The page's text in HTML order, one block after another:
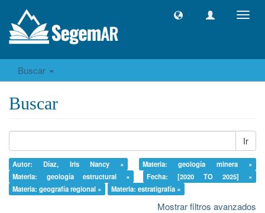
Buscar
Buscar
Ir
Autor: Díaz, Iris Nancy ×
Materia: geología minera ×
Materia: geología estructural ×
Fecha: [2020 TO 2025] ×
Materia: geografía regional ×
Materia: estratigrafía ×
Mostrar filtros avanzados